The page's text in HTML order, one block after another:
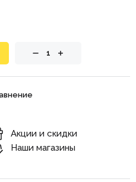
Акции и скидки
Наши магазины